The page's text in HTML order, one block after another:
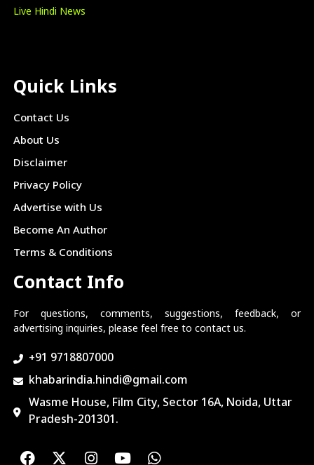
Live Hindi News
Quick Links
Contact Us
About Us
Disclaimer
Privacy Policy
Advertise with Us
Become An Author
Terms & Conditions
Contact Info
For questions, comments, suggestions, feedback, or
advertising inquiries, please feel free to contact us.
+91 9718807000
khabarindia.hindi@gmail.com
Wasme House, Film City, Sector 16A, Noida, Uttar
Pradesh-201301.